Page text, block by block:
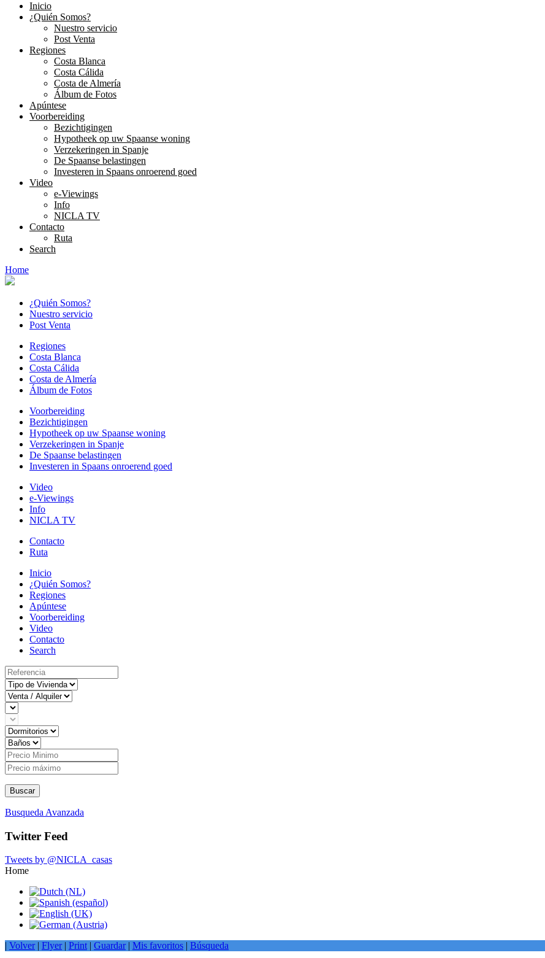
Inicio
¿Quién Somos?
Nuestro servicio
Post Venta
Regiones
Costa Blanca
Costa Cálida
Costa de Almería
Álbum de Fotos
Apúntese
Voorbereiding
Bezichtigingen
Hypotheek op uw Spaanse woning
Verzekeringen in Spanje
De Spaanse belastingen
Investeren in Spaans onroerend goed
Video
e-Viewings
Info
NICLA TV
Contacto
Ruta
Search
Home
¿Quién Somos?
Nuestro servicio
Post Venta
Regiones
Costa Blanca
Costa Cálida
Costa de Almería
Álbum de Fotos
Voorbereiding
Bezichtigingen
Hypotheek op uw Spaanse woning
Verzekeringen in Spanje
De Spaanse belastingen
Investeren in Spaans onroerend goed
Video
e-Viewings
Info
NICLA TV
Contacto
Ruta
Inicio
¿Quién Somos?
Regiones
Apúntese
Voorbereiding
Video
Contacto
Search
Buscar
Busqueda Avanzada
Twitter Feed
Tweets by @NICLA_casas
Home
| Volver| Flyer| Print| Guardar| Mis favoritos | Búsqueda